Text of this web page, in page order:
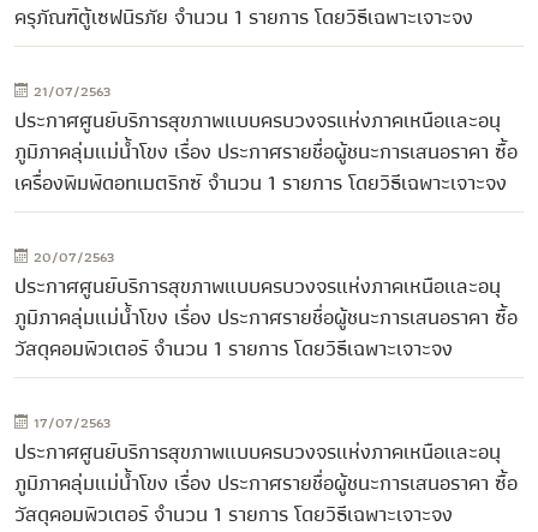
ครุภัณฑ์ตู้เซฟนิรภัย จำนวน 1 รายการ โดยวิธีเฉพาะเจาะจง
21/07/2563
ประกาศศูนย์บริการสุขภาพแบบครบวงจรแห่งภาคเหนือและอนุ
ภูมิภาคลุ่มแม่น้ำโขง เรื่อง ประกาศรายชื่อผู้ชนะการเสนอราคา ซื้อ
เครื่องพิมพ์ดอทเมตริกซ์ จำนวน 1 รายการ โดยวิธีเฉพาะเจาะจง
20/07/2563
ประกาศศูนย์บริการสุขภาพแบบครบวงจรแห่งภาคเหนือและอนุ
ภูมิภาคลุ่มแม่น้ำโขง เรื่อง ประกาศรายชื่อผู้ชนะการเสนอราคา ซื้อ
วัสดุคอมพิวเตอร์ จำนวน 1 รายการ โดยวิธีเฉพาะเจาะจง
17/07/2563
ประกาศศูนย์บริการสุขภาพแบบครบวงจรแห่งภาคเหนือและอนุ
ภูมิภาคลุ่มแม่น้ำโขง เรื่อง ประกาศรายชื่อผู้ชนะการเสนอราคา ซื้อ
วัสดุคอมพิวเตอร์ จำนวน 1 รายการ โดยวิธีเฉพาะเจาะจง